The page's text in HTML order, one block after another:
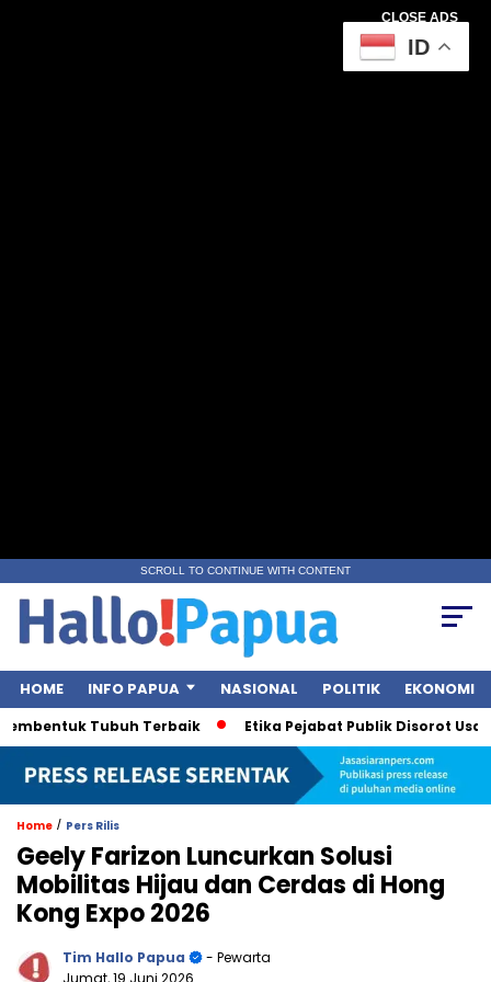
CLOSE ADS
SCROLL TO CONTINUE WITH CONTENT
HOME INFO PAPUA NASIONAL POLITIK EKONOMI
Tubuh Terbaik Etika Pejabat Publik Disorot Usai
Home / Pers Rilis
Geely Farizon Luncurkan Solusi
Mobilitas Hijau dan Cerdas di Hong
Kong Expo 2026
Tim Hallo Papua
- Pewarta
Jumat, 19 Juni 2026
ID